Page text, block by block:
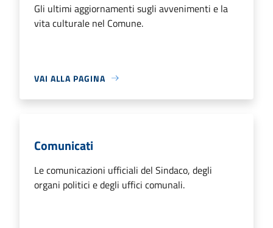
Gli ultimi aggiornamenti sugli avvenimenti e la
vita culturale nel Comune.
VAI ALLA PAGINA
Comunicati
Le comunicazioni ufficiali del Sindaco, degli
organi politici e degli uffici comunali.